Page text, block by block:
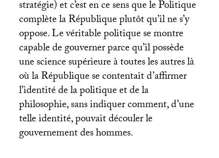
stratégie) et c’est en ce sens que le Politique
complète la République plutôt qu’il ne s’y
oppose. Le véritable politique se montre
capable de gouverner parce qu’il possède
une science supérieure à toutes les autres là
où la République se contentait d’affirmer
l’identité de la politique et de la
philosophie, sans indiquer comment, d’une
telle identité, pouvait découler le
gouvernement des hommes.